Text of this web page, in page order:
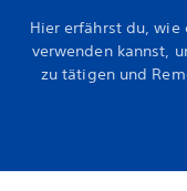
Hier erfährst du, wie
verwenden kannst,
zu tätigen und